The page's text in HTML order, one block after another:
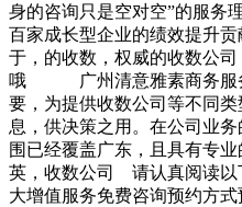
身的咨询只是空对空”的服务
百家成长型企业的绩效
于，的收数，权威的收数公
哦 广州清意雅素商务服务
要，为提供收数公司等不同
息，供决策之用。在公司业
围已经覆盖广东，且
英，收数公司 请认真阅读以
大增值服务免费咨询预约方